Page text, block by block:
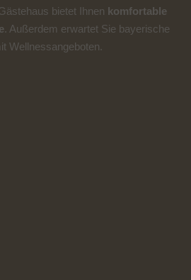
bietet Ihnen komfortable
. Außerdem erwartet Sie bayerische
Wellnessangeboten.